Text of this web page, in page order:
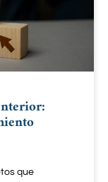
que